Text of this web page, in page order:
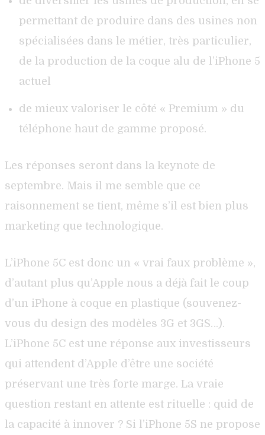
permettant de produire dans des usines non
spécialisées dans le métier, très particulier,
de la production de la coque alu de l’iPhone 5
actuel
de mieux valoriser le côté « Premium » du
téléphone haut de gamme proposé.
Les réponses seront dans la keynote de
septembre. Mais il me semble que ce
raisonnement se tient, même s’il est bien plus
marketing que technologique.
L’iPhone 5C est donc un « vrai faux problème »,
d’autant plus qu’Apple nous a déjà fait le coup
d’un iPhone à coque en plastique (souvenez-
vous du design des modèles 3G et 3GS…).
L’iPhone 5C est une réponse aux investisseurs
qui attendent d’Apple d’être une société
préservant une très forte marge. La vraie
question restant en attente est rituelle : quid de
la capacité à innover ? Si l’iPhone 5S ne propose